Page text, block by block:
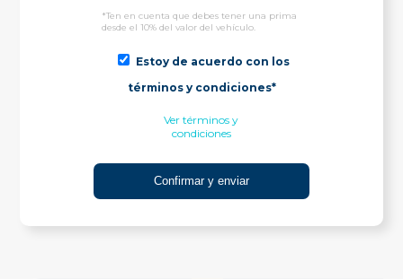
*Ten en cuenta que debes tener una prima
desde el 10% del valor del vehículo.
Estoy de acuerdo con los
términos y condiciones*
Ver términos y
condiciones